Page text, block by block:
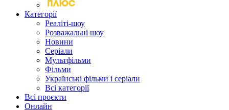
Категорії
Реаліті-шоу
Розважальні шоу
Новини
Серіали
Мультфільми
Фільми
Українські фільми і серіали
Всі категорії
Всі проєкти
Онлайн